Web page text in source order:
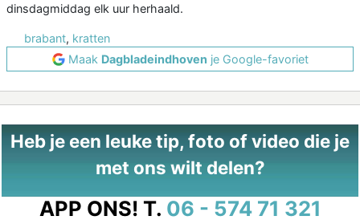
dinsdagmiddag elk uur herhaald.
brabant, kratten
Maak Dagbladeindhoven je Google-favoriet
Heb je een leuke tip, foto of video die je
met ons wilt delen?
APP ONS! T. 06 - 574 71 321